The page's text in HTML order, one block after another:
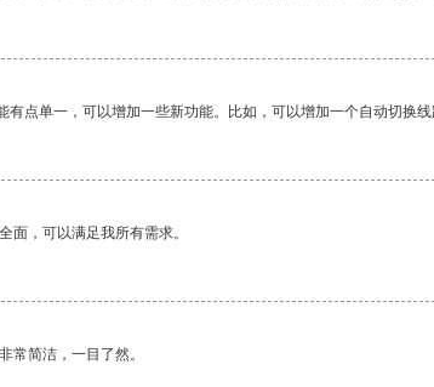
有点单一，可以增加一些新功能。比如，可以增加一个自动切换
面，可以满足我所有需求。
常简洁，一目了然。